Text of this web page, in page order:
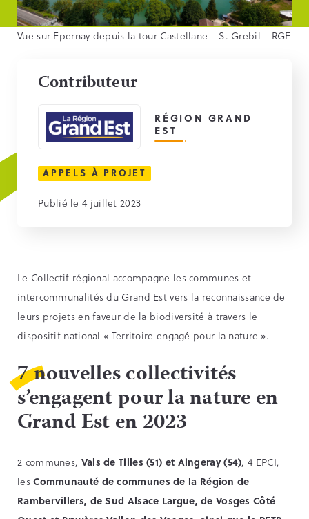
Vue sur Epernay depuis la tour Castellane - S. Grebil - RGE
Contributeur
RÉGION GRAND
EST
APPELS À PROJET
Publié le 4 juillet 2023
Le Collectif régional accompagne les communes et
intercommunalités du Grand Est vers la reconnaissance de
leurs projets en faveur de la biodiversité à travers le
dispositif national « Territoire engagé pour la nature ».
7 nouvelles collectivités
s’engagent pour la nature en
Grand Est en 2023
2 communes, Vals de Tilles (51) et Aingeray (54), 4 EPCI,
lesCommunauté de communes de la Région de
Rambervillers, de Sud Alsace Largue, de Vosges Côté